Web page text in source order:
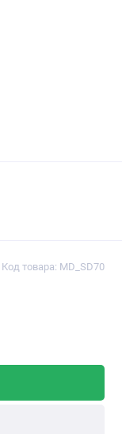
Код товара: MD_SD70